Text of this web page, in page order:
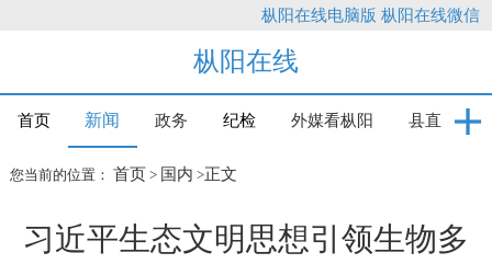
枞阳在线电脑版 枞阳在线微信
枞阳在线
首页 新闻 政务 纪检 外媒看枞阳 县直
您当前的位置： 首页 > 国内 >正文
习近平生态文明思想引领生物多